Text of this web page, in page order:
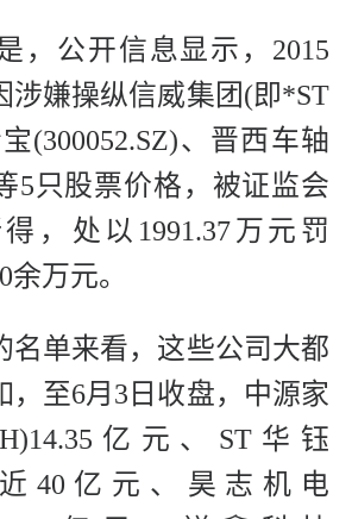
，公开信息显示，2015
涉嫌操纵信威集团(即*ST
(300052.SZ)、晋西车轴
5只股票价格，被证监会
，处以1991.37万元罚
万元。
名单来看，这些公司大都
，至6月3日收盘，中源家
亿元、ST华钰
近40亿元、昊志机电